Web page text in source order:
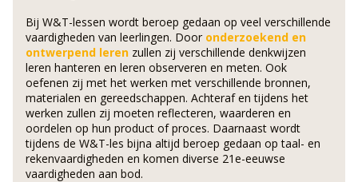
Bij W&T-lessen wordt beroep gedaan op veel verschillende
vaardigheden van leerlingen. Door onderzoekend en
ontwerpend leren zullen zij verschillende denkwijzen
leren hanteren en leren observeren en meten. Ook
oefenen zij met het werken met verschillende bronnen,
materialen en gereedschappen. Achteraf en tijdens het
werken zullen zij moeten reflecteren, waarderen en
oordelen op hun product of proces. Daarnaast wordt
tijdens de W&T-les bijna altijd beroep gedaan op taal- en
rekenvaardigheden en komen diverse 21e-eeuwse
vaardigheden aan bod.